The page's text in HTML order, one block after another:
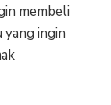
membeli
ingin